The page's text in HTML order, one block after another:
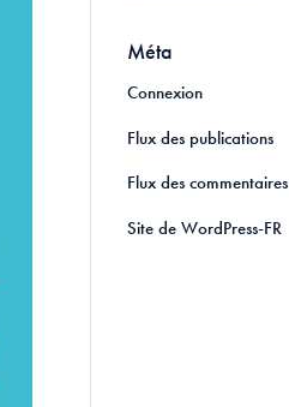
Méta
Connexion
Flux des publications
Flux des commentaires
Site de WordPress-FR